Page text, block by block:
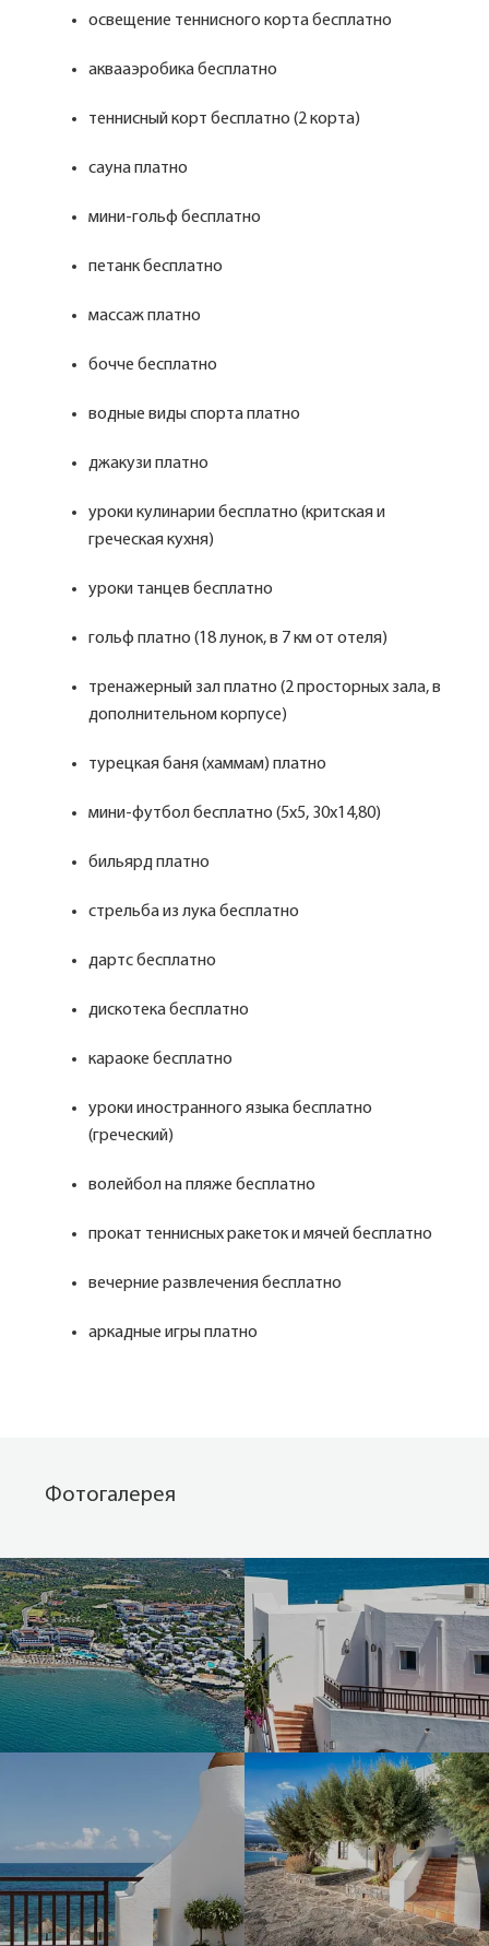
освещение теннисного корта бесплатно
аквааэробика бесплатно
теннисный корт бесплатно (2 корта)
сауна платно
мини-гольф бесплатно
петанк бесплатно
массаж платно
бочче бесплатно
водные виды спорта платно
джакузи платно
уроки кулинарии бесплатно (критская и
греческая кухня)
уроки танцев бесплатно
гольф платно (18 лунок, в 7 км от отеля)
тренажерный зал платно (2 просторных зала, в
дополнительном корпусе)
турецкая баня (хаммам) платно
мини-футбол бесплатно (5х5, 30х14,80)
бильярд платно
стрельба из лука бесплатно
дартс бесплатно
дискотека бесплатно
караоке бесплатно
уроки иностранного языка бесплатно
(греческий)
волейбол на пляже бесплатно
прокат теннисных ракеток и мячей бесплатно
вечерние развлечения бесплатно
аркадные игры платно
Фотогалерея